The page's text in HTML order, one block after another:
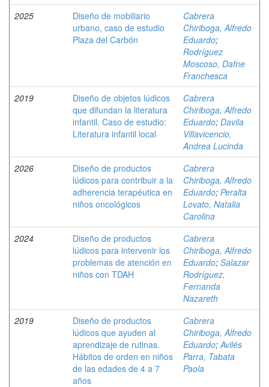
2025
Diseño de mobiliario
urbano, caso de estudio
Plaza del Carbón
Cabrera
Chiriboga, Alfredo
Eduardo;
Rodríguez
Moscoso, Dafne
Franchesca
2019
Diseño de objetos lúdicos
que difundan la literatura
infantil. Caso de estudio:
Literatura infantil local
Cabrera
Chiriboga, Alfredo
Eduardo; Davila
Villavicencio,
Andrea Lucinda
2026
Diseño de productos
lúdicos para contribuir a la
adherencia terapéutica en
niños oncológicos
Cabrera
Chiriboga, Alfredo
Eduardo; Peralta
Lovato, Natalia
Carolina
2024
Diseño de productos
lúdicos para intervenir los
problemas de atención en
niños con TDAH
Cabrera
Chiriboga, Alfredo
Eduardo; Salazar
Rodríguez,
Fernanda
Nazareth
2019
Diseño de productos
lúdicos que ayuden al
aprendizaje de rutinas.
Hábitos de orden en niños
de las edades de 4 a 7
años
Cabrera
Chiriboga, Alfredo
Eduardo;Avilés
Parra, Tabata
Paola